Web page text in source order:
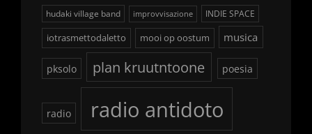
hudaki village band improvvisazione INDIE SPACE
iotrasmettodaletto mooi op oostum musica
pksolo plan kruutntoone poesia
radio radio antidoto